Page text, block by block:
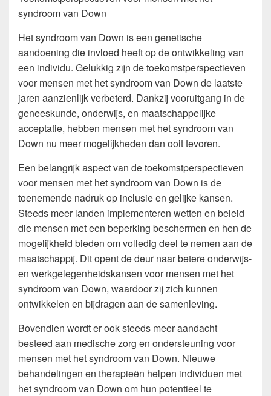
syndroom van Down
Het syndroom van Down is een genetische
aandoening die invloed heeft op de ontwikkeling van
een individu. Gelukkig zijn de toekomstperspectieven
voor mensen met het syndroom van Down de laatste
jaren aanzienlijk verbeterd. Dankzij vooruitgang in de
geneeskunde, onderwijs, en maatschappelijke
acceptatie, hebben mensen met het syndroom van
Down nu meer mogelijkheden dan ooit tevoren.
Een belangrijk aspect van de toekomstperspectieven
voor mensen met het syndroom van Down is de
toenemende nadruk op inclusie en gelijke kansen.
Steeds meer landen implementeren wetten en beleid
die mensen met een beperking beschermen en hen de
mogelijkheid bieden om volledig deel te nemen aan de
maatschappij. Dit opent de deur naar betere onderwijs-
en werkgelegenheidskansen voor mensen met het
syndroom van Down, waardoor zij zich kunnen
ontwikkelen en bijdragen aan de samenleving.
Bovendien wordt er ook steeds meer aandacht
besteed aan medische zorg en ondersteuning voor
mensen met het syndroom van Down. Nieuwe
behandelingen en therapieën helpen individuen met
het syndroom van Down om hun potentieel te